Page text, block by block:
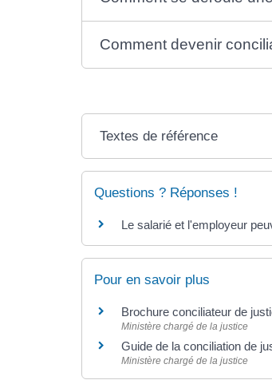
Comment devenir
Textes de référence
Questions ? Réponses !
Le salarié et l'employeur
Pour en savoir plus
Brochure conciliateur de
Ministère chargé de la justice
Guide de la conciliation de
Ministère chargé de la justice